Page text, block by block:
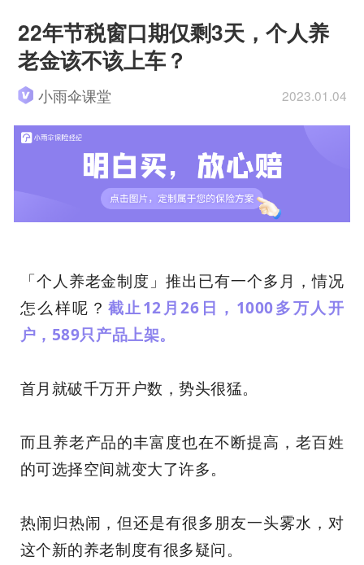
22年节税窗口期仅剩3天，个人养
老金该不该上车？
小雨伞课堂 2023.01.04
「个人养老金制度」推出已有一个多月，情况
怎么样呢？ 截止12月26日，1000多万人开
户，589只产品上架。
首月就破千万开户数，势头很猛。
而且养老产品的丰富度也在不断提高，老百姓
的可选择空间就变大了许多。
热闹归热闹，但还是有很多朋友一头雾水，对
这个新的养老制度有很多疑问。